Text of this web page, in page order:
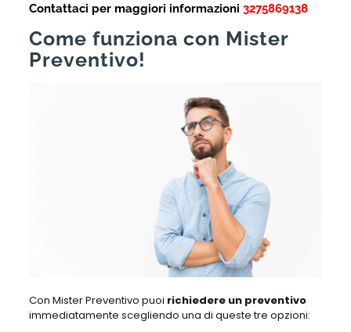
Contattaci per maggiori informazioni 3275869138
Come funziona con Mister
Preventivo!
Con Mister Preventivo puoi richiedere un preventivo
immediatamente scegliendo una di queste tre opzioni: